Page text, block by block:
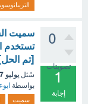
0
تصويتات
1
إجابة
سميت
تستخدم
[تم الحل]
سُئل يوليو 17، 2025
بواسطة
سميت